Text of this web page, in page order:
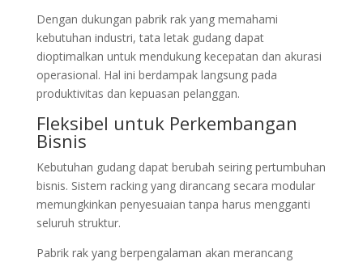
Dengan dukungan pabrik rak yang memahami
kebutuhan industri, tata letak gudang dapat
dioptimalkan untuk mendukung kecepatan dan akurasi
operasional. Hal ini berdampak langsung pada
produktivitas dan kepuasan pelanggan.
Fleksibel untuk Perkembangan
Bisnis
Kebutuhan gudang dapat berubah seiring pertumbuhan
bisnis. Sistem racking yang dirancang secara modular
memungkinkan penyesuaian tanpa harus mengganti
seluruh struktur.
Pabrik rak yang berpengalaman akan merancang